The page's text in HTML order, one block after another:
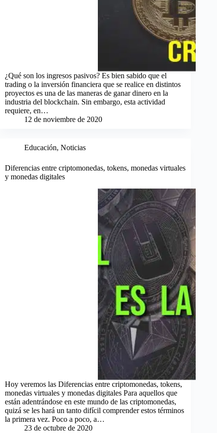
¿Qué son los ingresos pasivos? Es bien sabido que el
trading o la inversión financiera que se realice en distintos
proyectos es una de las maneras de ganar dinero en la
industria del blockchain. Sin embargo, esta actividad
requiere, en…
12 de noviembre de 2020
Educación, Noticias
Diferencias entre criptomonedas, tokens, monedas virtuales
y monedas digitales
Hoy veremos las Diferencias entre criptomonedas, tokens,
monedas virtuales y monedas digitales Para aquellos que
están adentrándose en este mundo de las criptomonedas,
quizá se les hará un tanto difícil comprender estos términos
la primera vez. Poco a poco, a…
23 de octubre de 2020